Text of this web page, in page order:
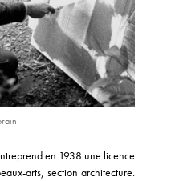
en 1938 une licence
arts, section architecture.